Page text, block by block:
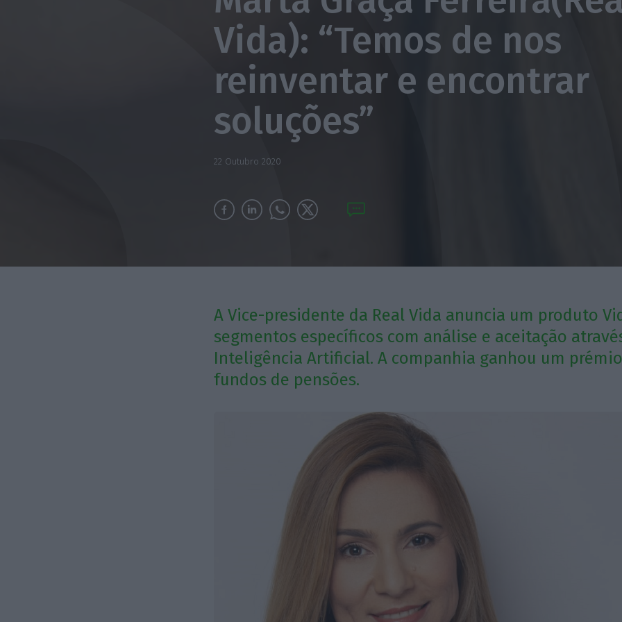
Vida): “Temos de nos
reinventar e encontrar
soluções”
22 Outubro 2020
A Vice-presidente da Real Vida anuncia um produto
segmentos específicos com análise e aceitação
Inteligência Artificial. A companhia ganhou um
fundos de pensões.